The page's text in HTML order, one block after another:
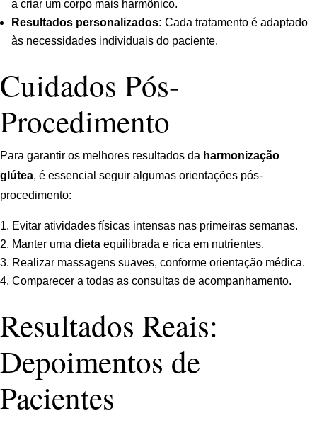
a criar um corpo mais harmônico.
Resultados personalizados: Cada tratamento é adaptado
às necessidades individuais do paciente.
Cuidados Pós-
Procedimento
Para garantir os melhores resultados da harmonização
glútea, é essencial seguir algumas orientações pós-
procedimento:
Evitar atividades físicas intensas nas primeiras semanas.
Manter uma dieta equilibrada e rica em nutrientes.
Realizar massagens suaves, conforme orientação médica.
Comparecer a todas as consultas de acompanhamento.
Resultados Reais:
Depoimentos de
Pacientes